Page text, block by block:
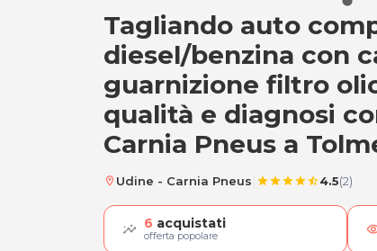
A) Tagliando
Tagliando auto
diesel/benzina con
guarnizione filtro
qualità e diagnosi
Carnia Pneus a
location_on Udine - Carnia Pneus starstarstarstarstar_half4.5(2)
6 acquistati
offerta popolare